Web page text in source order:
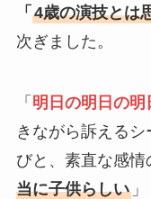
「 4歳の演技とは
次ぎました。
「 明日の明日の
きながら訴える
びと、素直な感情
当に子供らしい」